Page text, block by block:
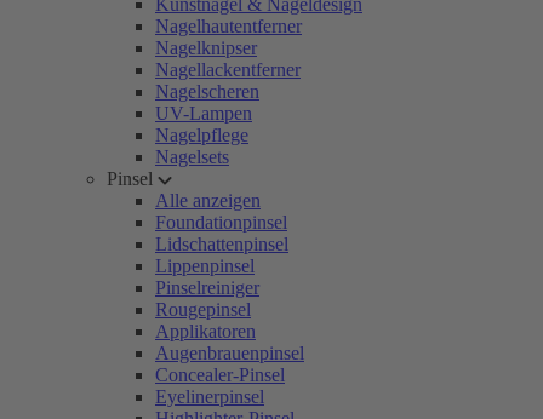
Kunstnägel & Nageldesign
Nagelhautentferner
Nagelknipser
Nagellackentferner
Nagelscheren
UV-Lampen
Nagelpflege
Nagelsets
Pinsel
Alle anzeigen
Foundationpinsel
Lidschattenpinsel
Lippenpinsel
Pinselreiniger
Rougepinsel
Applikatoren
Augenbrauenpinsel
Concealer-Pinsel
Eyelinerpinsel